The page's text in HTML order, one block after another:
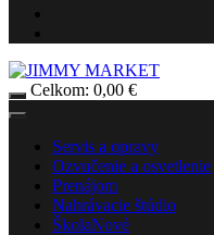
Celkom: 0,00 €
Servis a opravy
Ozvučenie a osvetlenie
Prenájom
Nahrávacie štúdio
ŠkolaNové